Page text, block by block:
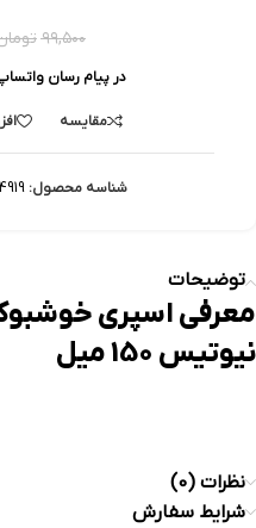
۹۹,۵۰۰
در پیام رسان
مقایسه
شناسه محصول:
توضیحات
معرفی اسپری
نیوتیس 150 میل
نظرات (0)
شرایط سفارش